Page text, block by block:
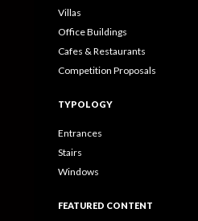
Villas
Office Buildings
Cafes & Restaurants
Competition Proposals
TYPOLOGY
Entrances
Stairs
Windows
FEATURED CONTENT